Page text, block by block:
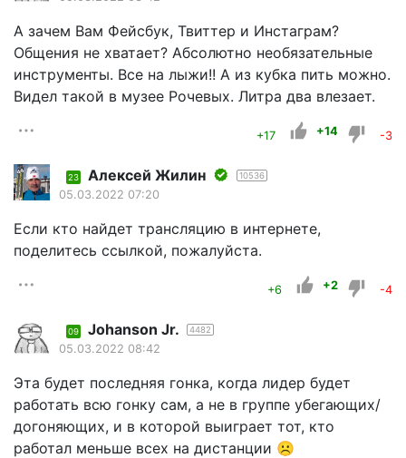
А зачем Вам Фейсбук, Твиттер и Инстаграм?
Общения не хватает? Абсолютно необязательные
инструменты. Все на лыжи!! А из кубка пить можно.
Видел такой в музее Рочевых. Литра два влезает.
+17 +14 -3
23 Алексей Жилин 10536
05.03.2022 07:20
Если кто найдет трансляцию в интернете,
поделитесь ссылкой, пожалуйста.
+6 +2 -4
09 Johanson Jr. 4482
05.03.2022 08:42
Эта будет последняя гонка, когда лидер будет
работать всю гонку сам, а не в группе убегающих/
догоняющих, и в которой выиграет тот, кто
работал меньше всех на дистанции ☹️